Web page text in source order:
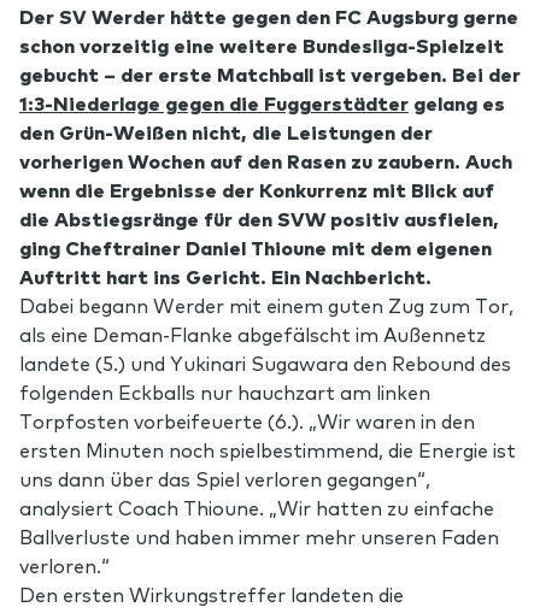
Der SV Werder hätte gegen den FC Augsburg gerne
schon vorzeitig eine weitere Bundesliga-Spielzeit
gebucht – der erste Matchball ist vergeben. Bei der
1:3-Niederlage gegen die Fuggerstädter gelang es
den Grün-Weißen nicht, die Leistungen der
vorherigen Wochen auf den Rasen zu zaubern. Auch
wenn die Ergebnisse der Konkurrenz mit Blick auf
die Abstiegsränge für den SVW positiv ausfielen,
ging Cheftrainer Daniel Thioune mit dem eigenen
Auftritt hart ins Gericht. Ein Nachbericht.
Dabei begann Werder mit einem guten Zug zum Tor,
als eine Deman-Flanke abgefälscht im Außennetz
landete (5.) und Yukinari Sugawara den Rebound des
folgenden Eckballs nur hauchzart am linken
Torpfosten vorbeifeuerte (6.). „Wir waren in den
ersten Minuten noch spielbestimmend, die Energie ist
uns dann über das Spiel verloren gegangen“,
analysiert Coach Thioune. „Wir hatten zu einfache
Ballverluste und haben immer mehr unseren Faden
verloren.“
Den ersten Wirkungstreffer landeten die